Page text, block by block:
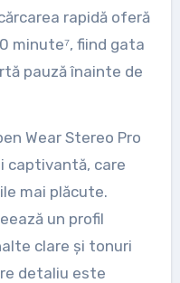
rapidă oferă
minute⁷, fiind gata
pauză înainte de
Wear Stereo Pro
captivantă, care
mai plăcute.
un profil
clare și tonuri
detaliu este